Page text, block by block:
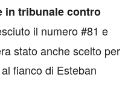
in tribunale contro
il numero #81 e
stato anche scelto per
fianco di Esteban